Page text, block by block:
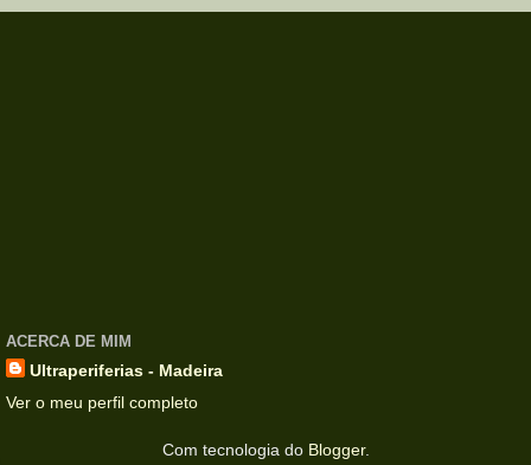
ACERCA DE MIM
Ultraperiferias - Madeira
Ver o meu perfil completo
Com tecnologia do Blogger.